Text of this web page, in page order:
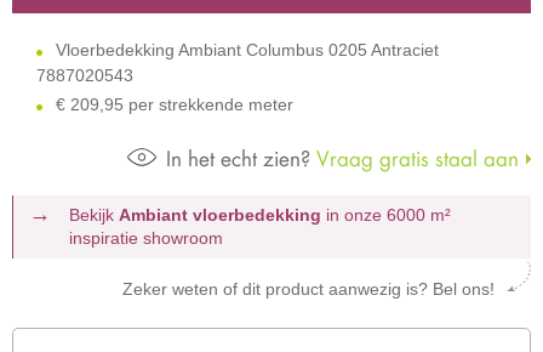
Vloerbedekking Ambiant Columbus 0205 Antraciet
7887020543
€ 209,95 per strekkende meter
In het echt zien? Vraag gratis staal aan
Bekijk Ambiant vloerbedekking in onze 6000 m²
inspiratie showroom
Zeker weten of dit product aanwezig is? Bel ons!